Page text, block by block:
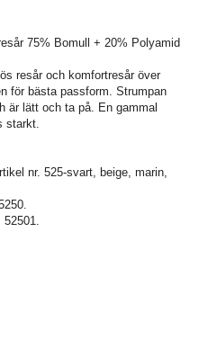
75% Bomull + 20% Polyamid
resår och komfortresår över
för bästa passform. Strumpan
är lätt och ta på. En gammal
starkt.
nr. 525-svart, beige, marin,